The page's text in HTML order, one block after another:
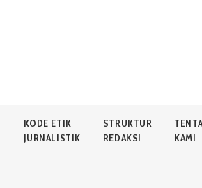
KODE ETIK
JURNALISTIK
STRUKTUR
REDAKSI
KAMI